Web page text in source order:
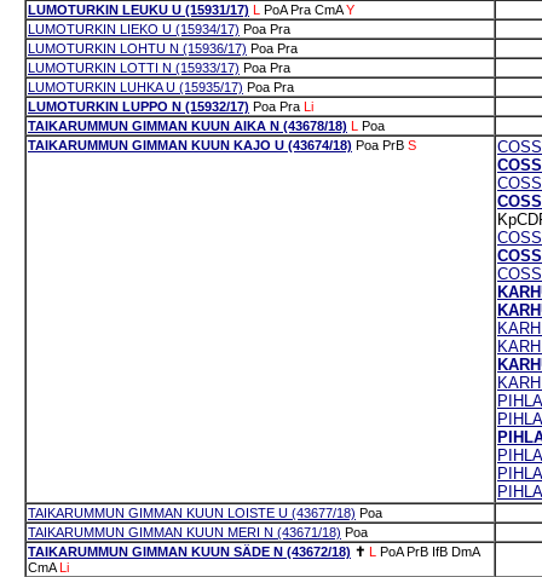
LUMOTURKIN LEUKU U (15931/17)
PoA Pra CmA Y
LUMOTURKIN LIEKO U (15934/17) Poa Pra
LUMOTURKIN LOHTU N (15936/17) Poa Pra
LUMOTURKIN LOTTI N (15933/17) Poa Pra
LUMOTURKIN LUHKA U (15935/17) Poa Pra
LUMOTURKIN LUPPO N (15932/17) Poa Pra
Li
TAIKARUMMUN GIMMAN KUUN AIKA N (43678/18)
Poa
TAIKARUMMUN GIMMAN KUUN KAJO U (43674/18) Poa PrB S
TAIKARUMMUN GIMMAN KUUN LOISTE U (43677/18) Poa
TAIKARUMMUN GIMMAN KUUN MERI N (43671/18) Poa
TAIKARUMMUN GIMMAN KUUN SÄDE N (43672/18) ✝ PoA PrB IfB DmA
CmA
Li